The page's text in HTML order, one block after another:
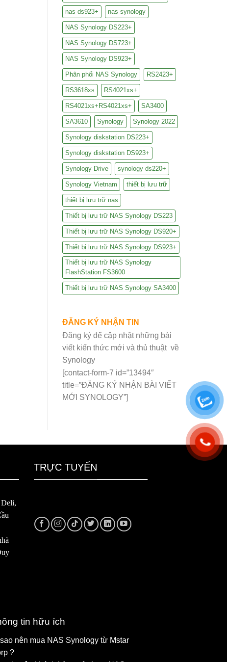
nas ds923+ nas synology
NAS Synology DS223+
NAS Synology DS723+
NAS Synology DS923+
Phân phối NAS Synology RS2423+
RS3618xs RS4021xs+
RS4021xs+RS4021xs+ SA3400
SA3610 Synology Synology 2022
Synology diskstation DS223+
Synology diskstation DS923+
Synology Drive synology ds220+
Synology Vietnam thiết bị lưu trữ
thiết bị lưu trữ nas
Thiết bị lưu trữ NAS Synology DS223
Thiết bị lưu trữ NAS Synology DS920+
Thiết bị lưu trữ NAS Synology DS923+
Thiết bị lưu trữ NAS Synology
FlashStation FS3600
Thiết bị lưu trữ NAS Synology SA3400
ĐĂNG KÝ NHẬN TIN
Đăng ký để cập nhật những bài
viết kiến thức mới và thủ thuật về
Synology
[contact-form-7 id=”13494″
title=”ĐĂNG KÝ NHẬN BÀI VIẾT
MỚI SYNOLOGY”]
TRỰC TUYẾN
tin hữu ích
nên mua NAS Synology từ Mstar
?